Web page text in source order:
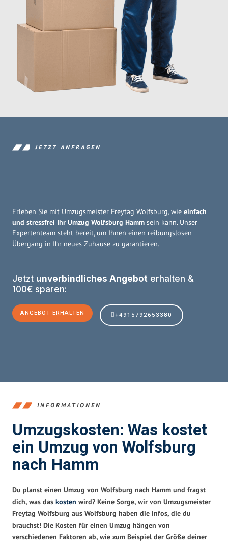
JETZT ANFRAGEN
Erleben Sie mit Umzugsmeister Freytag Wolfsburg, wie einfach
und stressfrei Ihr Umzug Wolfsburg Hamm sein kann. Unser
Expertenteam steht bereit, um Ihnen einen reibungslosen
Übergang in Ihr neues Zuhause zu garantieren.
Jetzt unverbindliches Angebot erhalten &
100€ sparen:
ANGEBOT ERHALTEN +4915792653380
INFORMATIONEN
Umzugskosten: Was kostet
ein Umzug von Wolfsburg
nach Hamm
Du planst einen Umzug von Wolfsburg nach Hamm und fragst
dich, was das kosten wird? Keine Sorge, wir von Umzugsmeister
Freytag Wolfsburg aus Wolfsburg haben die Infos, die du
brauchst! Die Kosten für einen Umzug hängen von
verschiedenen Faktoren ab, wie zum Beispiel der Größe deiner